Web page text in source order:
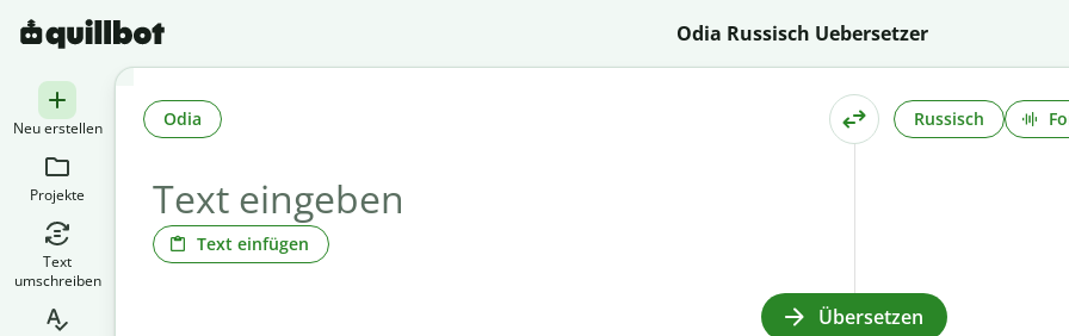
Odia Russisch Uebersetzer
Neu erstellen
Projekte
Text
umschreiben
Text einfügen
Odia Russisch
Übersetzen